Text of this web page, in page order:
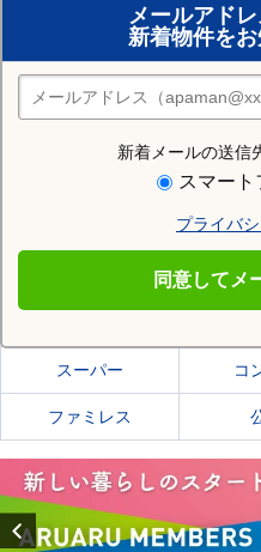
メールアド
新着物件をお
新着メールの送信
スマート
プライバ
同意してメ
おまかせ物件リクエスト
住みたい街の店舗を探す
店舗検索
住む街研究所で帯広市の
帯広市の施設一覧
スーパー コ
ファミレス
Previous